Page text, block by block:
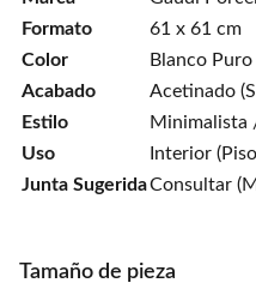
Formato
61 x 61 cm
Color
Blanco
Acabado
Acetinado
Estilo
Minimalista
Uso
Interior
Junta SugeridaConsultar
Tamaño de pieza